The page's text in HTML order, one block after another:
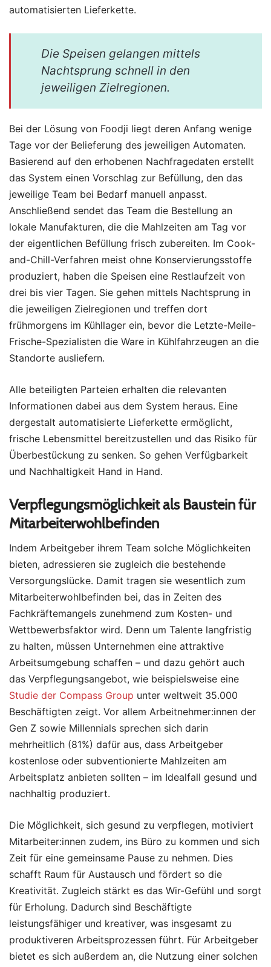
automatisierten Lieferkette.
Die Speisen gelangen mittels
Nachtsprung schnell in den
jeweiligen Zielregionen.
Bei der Lösung von Foodji liegt deren Anfang wenige
Tage vor der Belieferung des jeweiligen Automaten.
Basierend auf den erhobenen Nachfragedaten erstellt
das System einen Vorschlag zur Befüllung, den das
jeweilige Team bei Bedarf manuell anpasst.
Anschließend sendet das Team die Bestellung an
lokale Manufakturen, die die Mahlzeiten am Tag vor
der eigentlichen Befüllung frisch zubereiten. Im Cook-
and-Chill-Verfahren meist ohne Konservierungsstoffe
produziert, haben die Speisen eine Restlaufzeit von
drei bis vier Tagen. Sie gehen mittels Nachtsprung in
die jeweiligen Zielregionen und treffen dort
frühmorgens im Kühllager ein, bevor die Letzte-Meile-
Frische-Spezialisten die Ware in Kühlfahrzeugen an die
Standorte ausliefern.
Alle beteiligten Parteien erhalten die relevanten
Informationen dabei aus dem System heraus. Eine
dergestalt automatisierte Lieferkette ermöglicht,
frische Lebensmittel bereitzustellen und das Risiko für
Überbestückung zu senken. So gehen Verfügbarkeit
und Nachhaltigkeit Hand in Hand.
Verpflegungsmöglichkeit als Baustein für
Mitarbeiterwohlbefinden
Indem Arbeitgeber ihrem Team solche Möglichkeiten
bieten, adressieren sie zugleich die bestehende
Versorgungslücke. Damit tragen sie wesentlich zum
Mitarbeiterwohlbefinden bei, das in Zeiten des
Fachkräftemangels zunehmend zum Kosten- und
Wettbewerbsfaktor wird. Denn um Talente langfristig
zu halten, müssen Unternehmen eine attraktive
Arbeitsumgebung schaffen – und dazu gehört auch
das Verpflegungsangebot, wie beispielsweise eine
Studie der Compass Group unter weltweit 35.000
Beschäftigten zeigt. Vor allem Arbeitnehmer:innen der
Gen Z sowie Millennials sprechen sich darin
mehrheitlich (81%) dafür aus, dass Arbeitgeber
kostenlose oder subventionierte Mahlzeiten am
Arbeitsplatz anbieten sollten – im Idealfall gesund und
nachhaltig produziert.
Die Möglichkeit, sich gesund zu verpflegen, motiviert
Mitarbeiter:innen zudem, ins Büro zu kommen und sich
Zeit für eine gemeinsame Pause zu nehmen. Dies
schafft Raum für Austausch und fördert so die
Kreativität. Zugleich stärkt es das Wir-Gefühl und sorgt
für Erholung. Dadurch sind Beschäftigte
leistungsfähiger und kreativer, was insgesamt zu
produktiveren Arbeitsprozessen führt. Für Arbeitgeber
bietet es sich außerdem an, die Nutzung einer solchen